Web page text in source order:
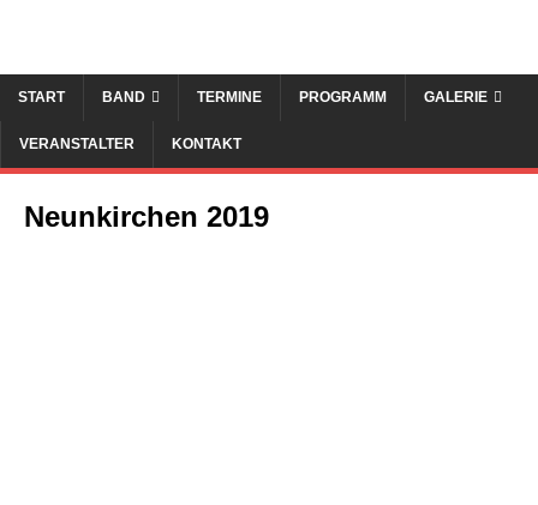
START BAND TERMINE PROGRAMM GALERIE
VERANSTALTER KONTAKT
Neunkirchen 2019